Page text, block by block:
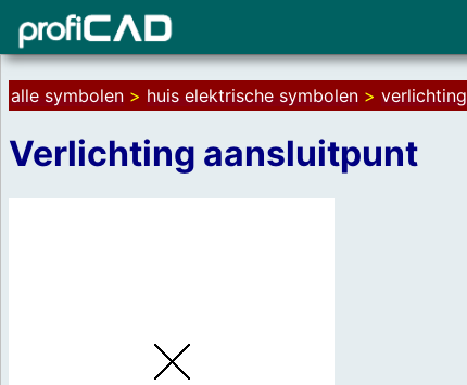
alle symbolen > huis elektrische symbolen > verlichting
Verlichting aansluitpunt